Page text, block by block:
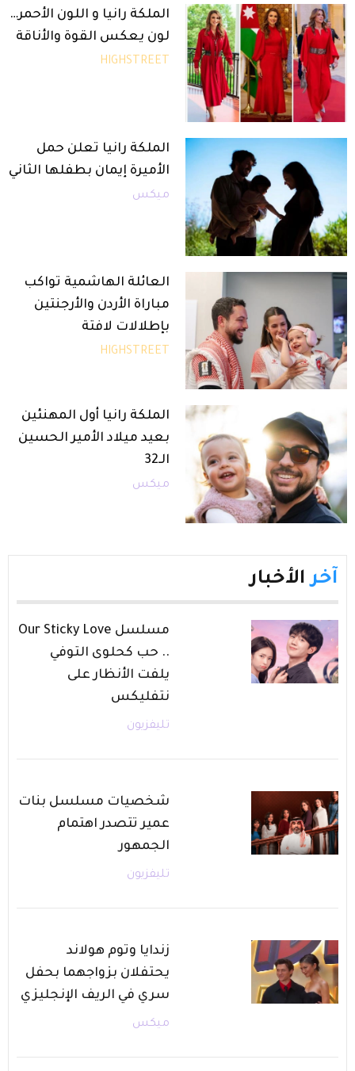
الملكة رانيا و اللون الأحمر…
لون يعكس القوة والأناقة
HIGHSTREET
الملكة رانيا تعلن حمل
الأميرة إيمان بطفلها الثاني
ميكس
العائلة الهاشمية تواكب
مباراة الأردن والأرجنتين
بإطلالات لافتة
HIGHSTREET
الملكة رانيا أول المهنئين
بعيد ميلاد الأمير الحسين
الـ32
ميكس
آخر الأخبار
مسلسل Our Sticky Love
.. حب كحلوى التوفي
يلفت الأنظار على
نتفليكس
تليفزيون
شخصيات مسلسل بنات
عمير تتصدر اهتمام
الجمهور
تليفزيون
زندايا وتوم هولاند
يحتفلان بزواجهما بحفل
سري في الريف الإنجليزي
ميكس